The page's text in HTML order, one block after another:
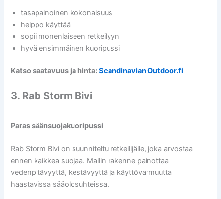
tasapainoinen kokonaisuus
helppo käyttää
sopii monenlaiseen retkeilyyn
hyvä ensimmäinen kuoripussi
Katso saatavuus ja hinta:Scandinavian Outdoor.fi
3. Rab Storm Bivi
Paras säänsuojakuoripussi
Rab Storm Bivi on suunniteltu retkeilijälle, joka arvostaa
ennen kaikkea suojaa. Mallin rakenne painottaa
vedenpitävyyttä, kestävyyttä ja käyttövarmuutta
haastavissa sääolosuhteissa.